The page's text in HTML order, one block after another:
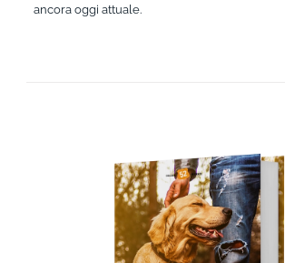
ancora oggi attuale.